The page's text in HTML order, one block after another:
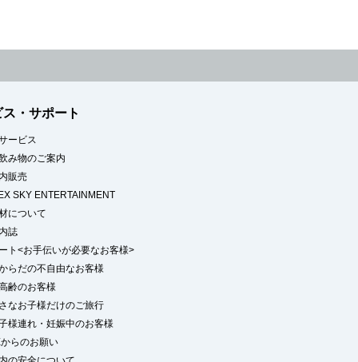
・サポート
ービス
み物のご案内
販売
SKY ENTERTAINMENT
について
誌
ト<お手伝いが必要なお客様>
らだの不自由なお客様
齢のお客様
なお子様だけのご旅行
様連れ・妊娠中のお客様
からのお願い